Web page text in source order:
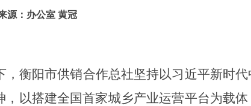
源：办公室 黄冠
衡阳市供销合作总社坚持以习近平新时
，以搭建全国首家城乡产业运营平台为载体